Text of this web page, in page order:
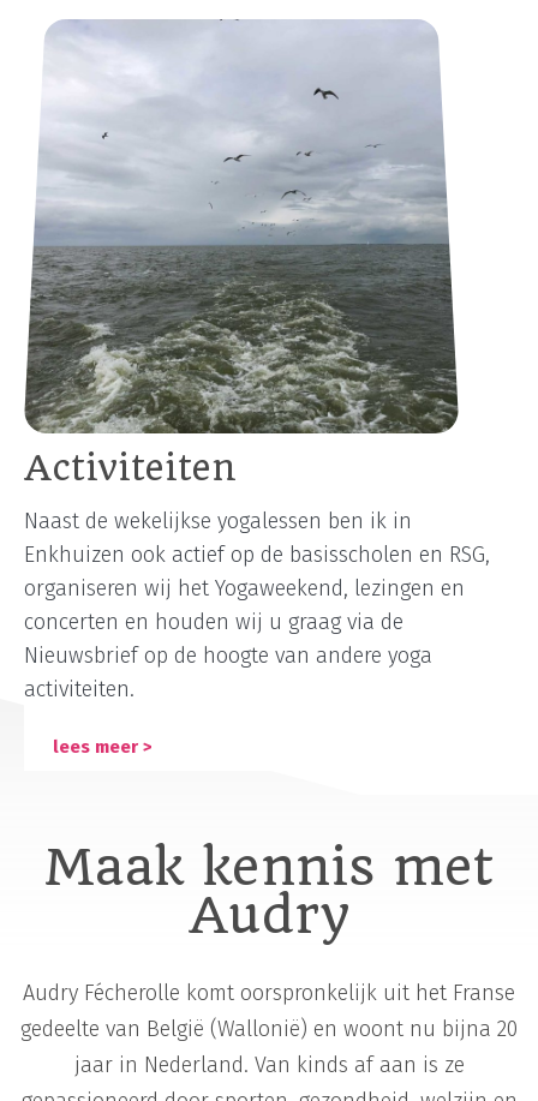
Activiteiten
Naast de wekelijkse yogalessen ben ik in
Enkhuizen ook actief op de basisscholen en RSG,
organiseren wij het Yogaweekend, lezingen en
concerten en houden wij u graag via de
Nieuwsbrief op de hoogte van andere yoga
activiteiten.
lees meer >
Maak kennis met
Audry
Audry Fécherolle komt oorspronkelijk uit het Franse
gedeelte van België (Wallonië) en woont nu bijna 20
jaar in Nederland. Van kinds af aan is ze